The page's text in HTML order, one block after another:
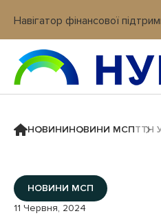
Навігатор фінансової
Вхід в кабінет IT платформи
НОВИНИНОВИНИ МСПТТН
НОВИНИ МСП
11 Червня, 2024